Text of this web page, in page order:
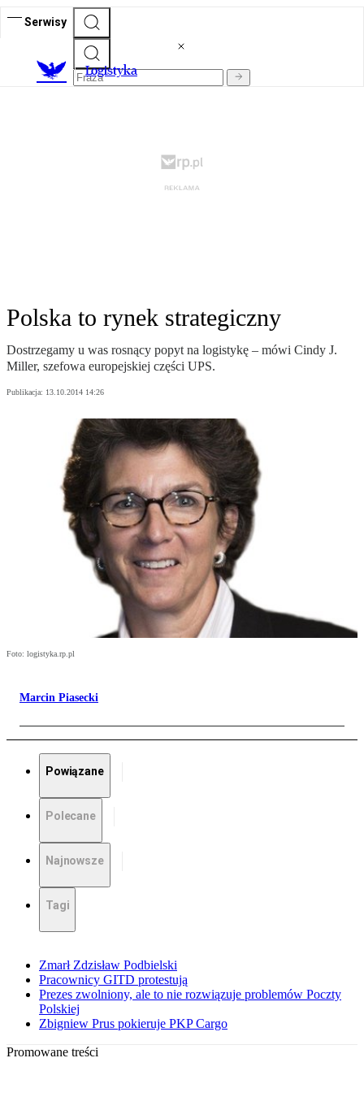
Serwisy
Logistyka
Polska to rynek strategiczny
Dostrzegamy u was rosnący popyt na logistykę – mówi Cindy J.
Miller, szefowa europejskiej części UPS.
Publikacja: 13.10.2014 14:26
Foto: logistyka.rp.pl
Marcin Piasecki
Powiązane
Polecane
Najnowsze
Tagi
Zmarł Zdzisław Podbielski
Pracownicy GITD protestują
Prezes zwolniony, ale to nie rozwiązuje problemów Poczty
Polskiej
Zbigniew Prus pokieruje PKP Cargo
Promowane treści